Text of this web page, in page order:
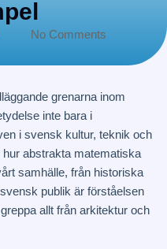
No Comments
grenarna inom
inte bara i
i svensk kultur, teknik och
abstrakta matematiska
samhälle, från historiska
publik är förståelsen
allt från arkitektur och